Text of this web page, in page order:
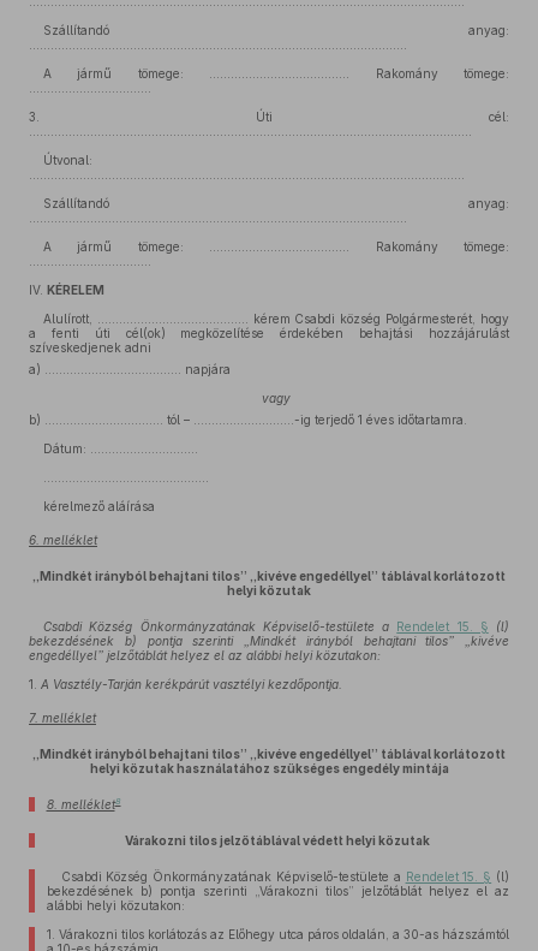
Szállítandó anyag:
A jármű tömege: ....................................... Rakomány tömege:
3.
Úti cél:
Útvonal:
Szállítandó anyag:
A jármű tömege: ....................................... Rakomány tömege:
IV. KÉRELEM
Alulírott, ………………………….……….. kérem Csabdi község Polgármesterét, hogy
a fenti úti cél(ok) megközelítése érdekében behajtási hozzájárulást
szíveskedjenek adni
a) ……………..………………… napjára
vagy
b) …………………………… tól – ……………………….-ig terjedő 1 éves időtartamra.
Dátum: …………………………
kérelmező aláírása
6. melléklet
„Mindkét irányból behajtani tilos” „kivéve engedéllyel” táblával korlátozott
helyi közutak
Csabdi Község Önkormányzatának Képviselő-testülete a Rendelet 15. § (l)
bekezdésének b) pontja szerinti „Mindkét irányból behajtani tilos” „kivéve
engedéllyel” jelzőtáblát helyez el az alábbi helyi közutakon:
1. A Vasztély-Tarján kerékpárút vasztélyi kezdőpontja.
7. melléklet
„Mindkét irányból behajtani tilos” „kivéve engedéllyel” táblával korlátozott
helyi közutak használatához szükséges engedély mintája
8. melléklet8
Várakozni tilos jelzőtáblával védett helyi közutak
Csabdi Község Önkormányzatának Képviselő-testülete a Rendelet 15. § (l)
bekezdésének b) pontja szerinti „Várakozni tilos” jelzőtáblát helyez el az
alábbi helyi közutakon:
1. Várakozni tilos korlátozás az Előhegy utca páros oldalán, a 30-as házszámtól